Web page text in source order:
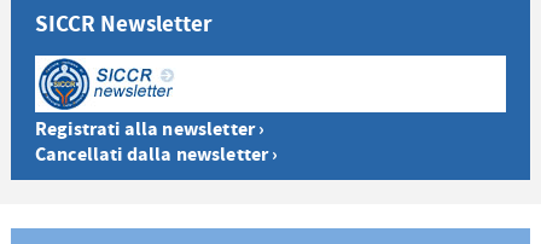
SICCR Newsletter
Registrati alla newsletter ›
Cancellati dalla newsletter ›